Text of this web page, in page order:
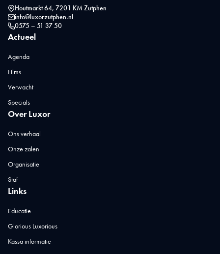
Houtmarkt 64, 7201 KM Zutphen
info@luxorzutphen.nl
0575 – 51 37 50
Actueel
Agenda
Films
Verwacht
Specials
Over Luxor
Ons verhaal
Onze zalen
Organisatie
Staf
Links
Educatie
Glorious Luxorious
Kassa informatie